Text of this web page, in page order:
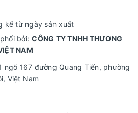
kể từ ngày sản xuất
bởi:CÔNG TY TNHH THƯƠNG
NAM
ngõ 167 đường Quang Tiến, phường
Việt Nam